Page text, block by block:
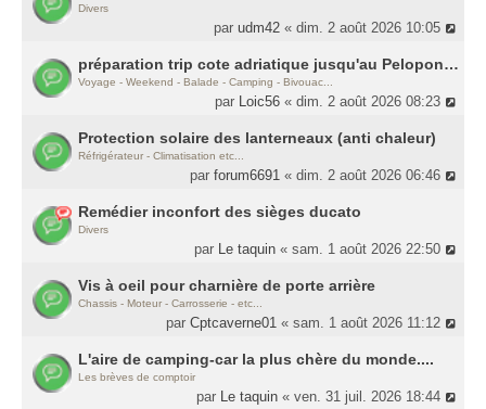
Divers
parudm42 « dim. 2 août 2026 10:05
préparation trip cote adriatique jusqu'au Peloponèse
Voyage - Weekend - Balade - Camping - Bivouac...
par Loic56 « dim. 2 août 2026 08:23
Protection solaire des lanterneaux (anti chaleur)
Réfrigérateur - Climatisation etc...
parforum6691 « dim. 2 août 2026 06:46
Remédier inconfort des sièges ducato
Divers
par Le taquin « sam. 1 août 2026 22:50
Vis à oeil pour charnière de porte arrière
Chassis - Moteur - Carrosserie - etc...
parCptcaverne01 « sam. 1 août 2026 11:12
L'aire de camping-car la plus chère du monde....
Les brèves de comptoir
par Le taquin « ven. 31 juil. 2026 18:44